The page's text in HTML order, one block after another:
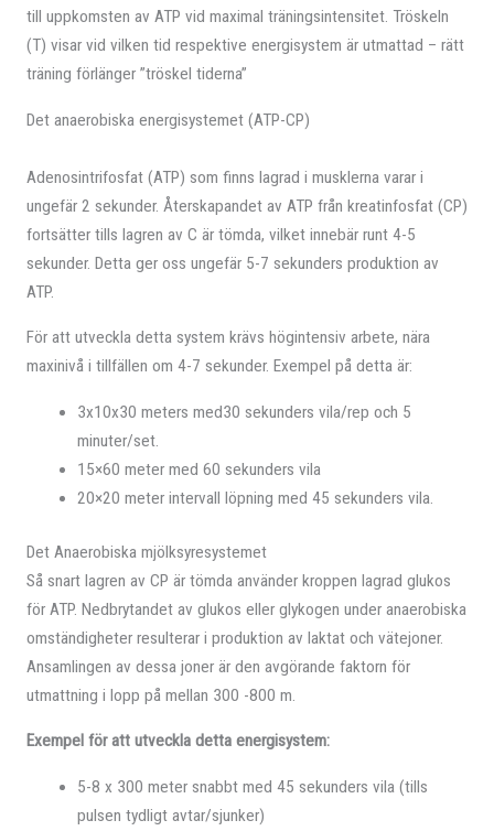
till uppkomsten av ATP vid maximal träningsintensitet. Tröskeln
(T) visar vid vilken tid respektive energisystem är utmattad – rätt
träning förlänger ”tröskel tiderna”
Det anaerobiska energisystemet (ATP-CP)
Adenosintrifosfat (ATP) som finns lagrad i musklerna varar i
ungefär 2 sekunder. Återskapandet av ATP från kreatinfosfat (CP)
fortsätter tills lagren av C är tömda, vilket innebär runt 4-5
sekunder. Detta ger oss ungefär 5-7 sekunders produktion av
ATP.
För att utveckla detta system krävs högintensiv arbete, nära
maxinivå i tillfällen om 4-7 sekunder. Exempel på detta är:
3x10x30 meters med30 sekunders vila/rep och 5
minuter/set.
15×60 meter med 60 sekunders vila
20×20 meter intervall löpning med 45 sekunders vila.
Det Anaerobiska mjölksyresystemet
Så snart lagren av CP är tömda använder kroppen lagrad glukos
för ATP. Nedbrytandet av glukos eller glykogen under anaerobiska
omständigheter resulterar i produktion av laktat och vätejoner.
Ansamlingen av dessa joner är den avgörande faktorn för
utmattning i lopp på mellan 300 -800 m.
Exempel för att utveckla detta energisystem:
5-8 x 300 meter snabbt med 45 sekunders vila (tills
pulsen tydligt avtar/sjunker)